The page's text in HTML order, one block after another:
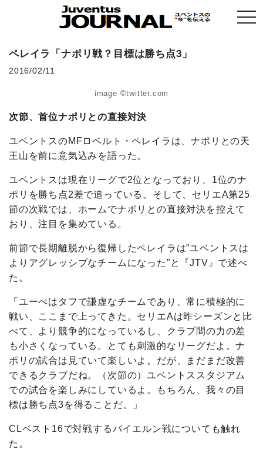
ペレイラ「ナポリ戦？目標は勝ち点3」
2016/02/11
image ©twitter.com
次節、首位ナポリとの直接対決
ユベントスのMFロベルト・ペレイラは、ナポリとの天
王山を前に意気込みを語った。
ユベントスは現在リーグで2位となっており、1位のナ
ポリを勝ち点2差で追っている。そして、セリエA第25
節の次戦では、ホームでナポリとの直接対決を控えて
おり、注目を集めている。
前節で長期離脱から復帰したペレイラは”ユベントスは
よりアグレッシブなチームになった”と『JTV』で述べ
た。
「ユーべはタフで謙虚なチームであり、常に積極的に
戦い、ここまで上ってきた。セリエAは昨シーズンと比
べて、より競争的になっているし、クラブ間の力の差
も小さくなっている。とても刺激的なリーグだよ。ナ
ポリの試合は見ていて楽しいよ。だが、まだまだ改善
できるクラブだね。（次節の）ユベントススタジアム
での試合を楽しみにしているよ。もちろん、我々の目
標は勝ち点3を得ることだ。」
CLベスト16で対戦するバイエルン戦についても触れ
た。